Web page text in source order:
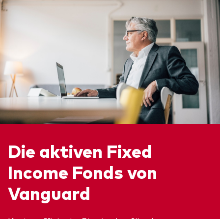
Die aktiven Fixed
Income Fonds von
Vanguard